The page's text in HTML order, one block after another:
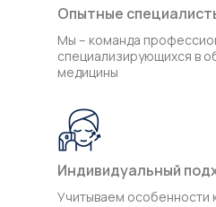
Мы – команда
специализирующихся в
медицины
Опытные
Учитываем особенности
Индивидуальный